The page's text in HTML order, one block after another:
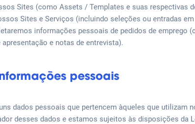
Sites (como Assets / Templates e suas respectivas
Sites e Serviços (incluindo seleções ou entradas
informações pessoais de pedidos de emprego
e notas de entrevista).
pessoais
dados pessoais que pertencem àqueles que utilizam
desses dados e estamos sujeitos às disposições da